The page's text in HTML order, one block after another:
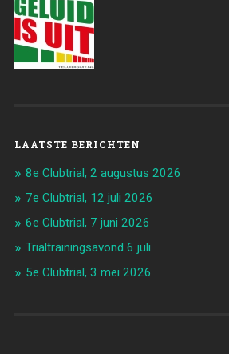
LAATSTE BERICHTEN
8e Clubtrial, 2 augustus 2026
7e Clubtrial, 12 juli 2026
6e Clubtrial, 7 juni 2026
Trialtrainingsavond 6 juli.
5e Clubtrial, 3 mei 2026